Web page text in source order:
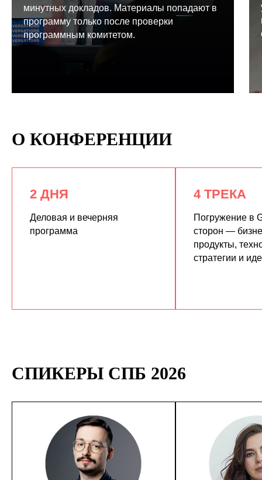
минутных докладов. Материалы попадают в
программу только после проверки
программным комитетом.
О КОНФЕРЕНЦИИ
2 ДНЯ
Деловая и вечерняя
программа
4 ТРЕКА
Погружение в
сторон —
продукты,
стратегии и
СПИКЕРЫ СПБ 2026